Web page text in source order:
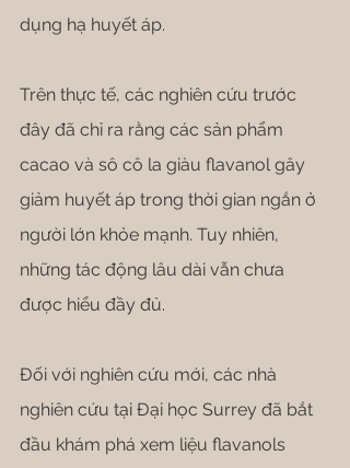
dụng hạ huyết áp.
Trên thực tế, các nghiên cứu trước
đây đã chỉ ra rằng các sản phẩm
cacao và sô cô la giàu flavanol gây
giảm huyết áp trong thời gian ngắn ở
người lớn khỏe mạnh. Tuy nhiên,
những tác động lâu dài vẫn chưa
được hiểu đầy đủ.
Đối với nghiên cứu mới, các nhà
nghiên cứu tại Đại học Surrey đã bắt
đầu khám phá xem liệu flavanols